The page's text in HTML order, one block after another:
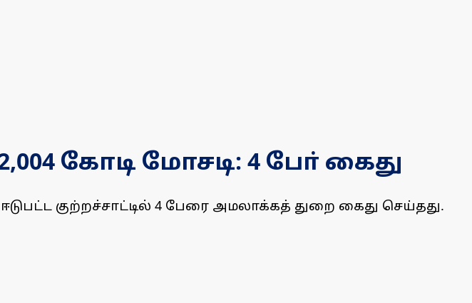
கோடி மோசடி: 4 போ் கைது
குற்றச்சாட்டில் 4 பேரை அமலாக்கத் துறை கைது செய்தது.